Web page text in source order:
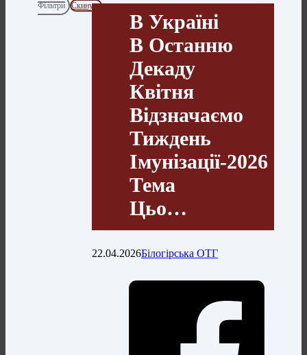
Фільтри
Скинути
В Україні
В Останню
Декаду
Квітня
Відзначаємо
Тиждень
Імунізації-2026
Тема
Цьо…
22.04.2026Білогірська ОТГ